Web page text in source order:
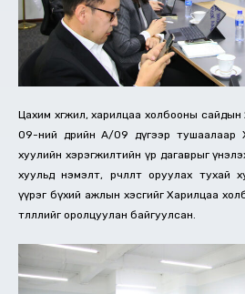
Цахим хөгжил, харилцаа холбооны
09-ний өдрийн А/09 дүгээр тушаалаар
хуулийн хэрэгжилтийн үр дагаврыг
хуульд нэмэлт, өөрчлөлт оруулах тухай
үүрэг бүхий ажлын хэсгийг Харилцаа
төлөөллийг оролцуулан байгуулсан.